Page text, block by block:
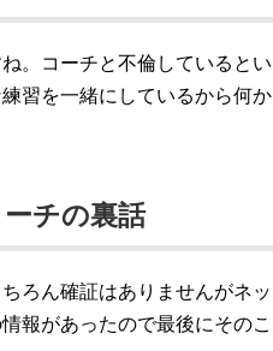
。コーチと不倫しているとい
習を一緒にしているから何か
チの裏話
ろん確証はありませんがネッ
報があったので最後にそのこ